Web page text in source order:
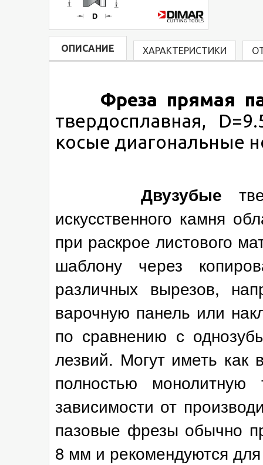
ОПИСАНИЕ ХАРАКТЕРИСТИКИ
Фреза прямая
твердосплавная,
косые диагональные
Двузубые
искусственного камня
при раскрое листового
шаблону через
различных вырезов,
варочную панель или
по сравнению с
лезвий. Могут иметь как
полностью
зависимости от
пазовые фрезы обычно
8 мм и рекомендуются